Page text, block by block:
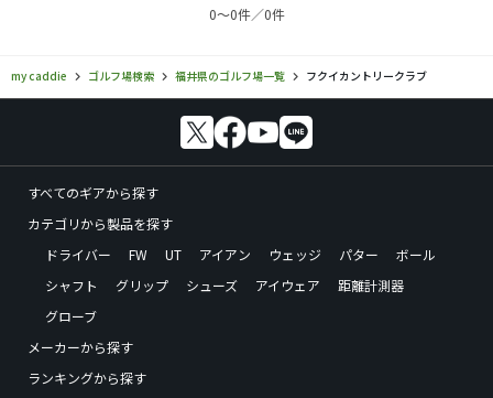
0〜0件／0件
my caddie ゴルフ場検索 福井県のゴルフ場一覧 フクイカントリークラブ
すべてのギアから探す
カテゴリから製品を探す
ドライバー
FW UT アイアン ウェッジ パター
ボール
シャフト
グリップ シューズ アイウェア
距離計測器
グローブ
メーカーから探す
ランキングから探す